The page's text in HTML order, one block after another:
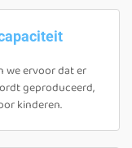
we ervoor dat er
geproduceerd,
kinderen.